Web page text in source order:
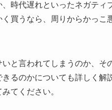
時代遅れといったネガティ
買うなら、周りからかっこ
と言われてしまうのか、そ
るのかについても詳しく解
てください。